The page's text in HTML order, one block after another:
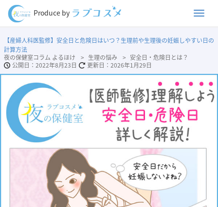
Produce by
【産婦人科医監修】安全日と危険日はいつ？生理前や生理後の妊娠しやすい日の
計算方法
夜の保健室コラム よるほけ
生理の悩み
安全日・危険日とは？
2022年8月23日
2026年1月29日